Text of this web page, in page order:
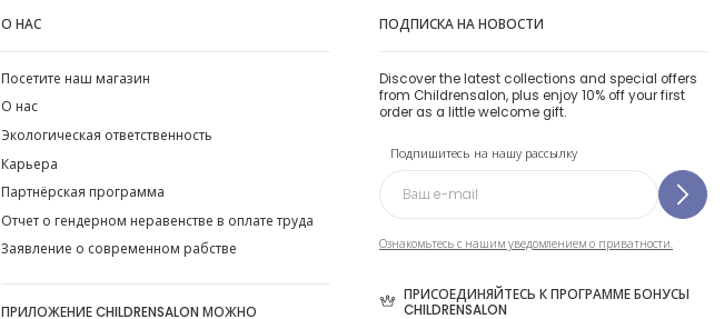
О НАС
Посетите наш магазин
О нас
Экологическая ответственность
Карьера
Партнёрская программа
Отчет о гендерном неравенстве в оплате труда
Заявление о современном рабстве
ПРИЛОЖЕНИЕ CHILDRENSALON МОЖНО
ПОДПИСКА НА НОВОСТИ
Discover the latest collections and special offers
from Childrensalon, plus enjoy 10% off your first
order as a little welcome gift.
Подпишитесь на нашу рассылку
Ознакомьтесь с нашим уведомлением о приватности.
ПРИСОЕДИНЯЙТЕСЬ К ПРОГРАММЕ БОНУСЫ
CHILDRENSALON